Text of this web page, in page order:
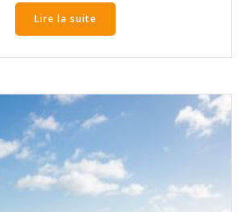
Lire la suite